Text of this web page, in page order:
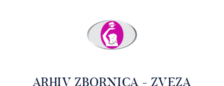
ARHIV ZBORNICA - ZVEZA